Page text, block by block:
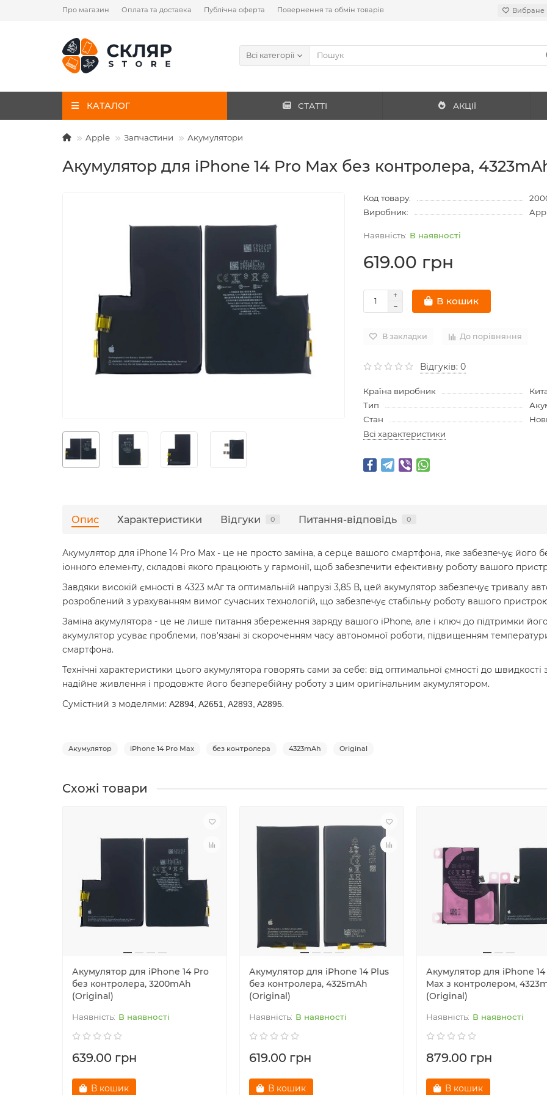
Про магазин Оплата та доставка Публічна оферта Повернення та обмін товарів Вибране
Всі категорії
КАТАЛОГ СТАТТІ АКЦІЇ
Apple Запчастини Акумулятори
Акумулятор для iPhone 14 Pro Max без контролера,
Код товару:
Виробник:
В наявності
619.00 грн
В кошик
В закладки До порівняння
Відгуків: 0
Країна виробник
Тип
Стан
Всі характеристики
Опис Характеристики Відгуки 0 Питання-відповідь 0
Акумулятор для iPhone 14 Pro Max - це не просто заміна, а серце вашого смартфона, яке забезпечує його
іонного елементу, складові якого працюють у гармонії, щоб забезпечити ефективну роботу вашого
Завдяки високій ємності в 4323 мАг та оптимальній напрузі 3,85 В, цей акумулятор забезпечує тривалу
розроблений з урахуванням вимог сучасних технологій, що забезпечує стабільну роботу вашого
Заміна акумулятора - це не лише питання збереження заряду вашого iPhone, але і ключ до підтримки
акумулятор усуває проблеми, пов'язані зі скороченням часу автономної роботи, підвищенням
смартфона.
Технічні характеристики цього акумулятора говорять сами за себе: від оптимальної ємності до
надійне живлення і продовжте його безперебійну роботу з цим оригінальним акумулятором.
Сумістний з моделями: A2894, A2651, A2893, A2895.
Акумулятор iPhone 14 Pro Max без контролера 4323mAh Original
Схожі товари
Акумулятор для iPhone 14 Pro
без контролера, 3200mAh
(Original)
В наявності
639.00 грн
В кошик
Акумулятор для iPhone 14 Plus
без контролера, 4325mAh
(Original)
В наявності
619.00 грн
В кошик
Акумулятор для iPhone
Max з контролером,
(Original)
В наявності
879.00 грн
В кошик